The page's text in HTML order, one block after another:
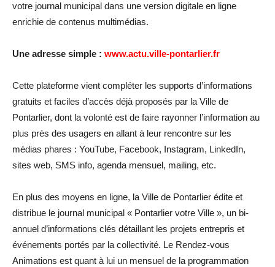
votre journal municipal dans une version digitale en ligne
enrichie de contenus multimédias.
Une adresse simple : www.actu.ville-pontarlier.fr
Cette plateforme vient compléter les supports d’informations
gratuits et faciles d’accès déjà proposés par la Ville de
Pontarlier, dont la volonté est de faire rayonner l’information au
plus près des usagers en allant à leur rencontre sur les
médias phares : YouTube, Facebook, Instagram, LinkedIn,
sites web, SMS info, agenda mensuel, mailing, etc.
En plus des moyens en ligne, la Ville de Pontarlier édite et
distribue le journal municipal « Pontarlier votre Ville », un bi-
annuel d’informations clés détaillant les projets entrepris et
événements portés par la collectivité. Le Rendez-vous
Animations est quant à lui un mensuel de la programmation